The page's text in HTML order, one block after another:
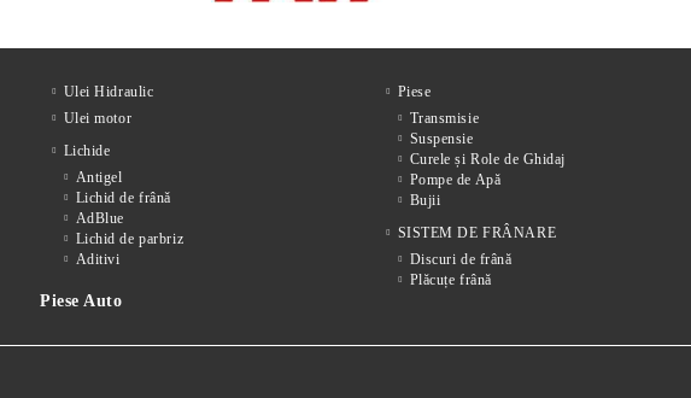
Ulei Hidraulic
Ulei motor
Lichide
Antigel
Lichid de frânǎ
AdBlue
Lichid de parbriz
Aditivi
Piese Auto
Piese
Transmisie
Suspensie
Curele și Role de Ghidaj
Pompe de Apă
Bujii
SISTEM DE FRÂNARE
Discuri de frână
Plăcuțe frână